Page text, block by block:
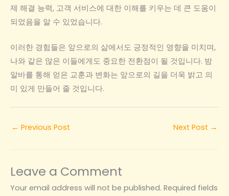
제 해결 능력, 고객 서비스에 대한 이해를 키우는 데 큰 도움이
되었음을 알 수 있었습니다.
이러한 경험들은 앞으로의 삶에서도 긍정적인 영향을 미치며,
나와 같은 많은 이들에게도 중요한 전환점이 될 것입니다. 밤
알바를 통해 얻은 교훈과 변화는 앞으로의 길을 더욱 밝고 의
미 있게 만들어 줄 것입니다.
← Previous Post Next Post →
Leave a Comment
Your email address will not be published. Required fields